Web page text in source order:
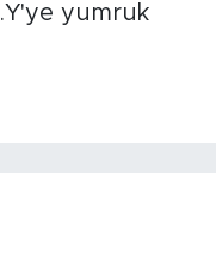
yumruk